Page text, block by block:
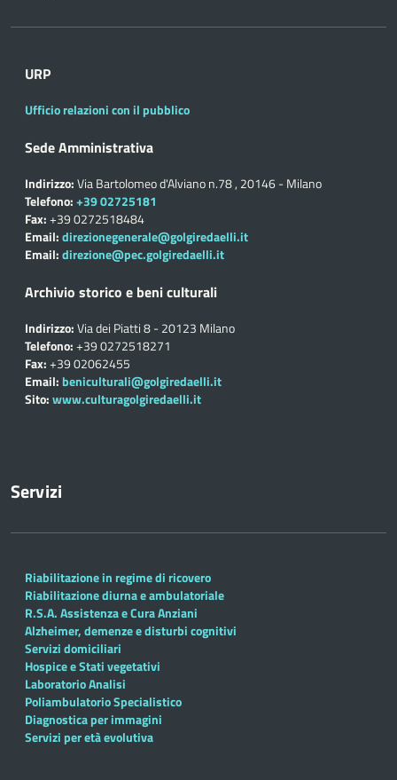
URP
Ufficio relazioni con il pubblico
Sede Amministrativa
Indirizzo:Via Bartolomeo d'Alviano n.78 , 20146 - Milano
Telefono:+39 02725181
Fax:+39 0272518484
Email:direzionegenerale@golgiredaelli.it
Email:direzione@pec.golgiredaelli.it
Archivio storico e beni culturali
Indirizzo:Via dei Piatti 8 - 20123 Milano
Telefono:+39 0272518271
Fax:+39 02062455
Email: beniculturali@golgiredaelli.it
Sito:www.culturagolgiredaelli.it
Servizi
Riabilitazione in regime di ricovero
Riabilitazione diurna e ambulatoriale
R.S.A. Assistenza e Cura Anziani
Alzheimer, demenze e disturbi cognitivi
Servizi domiciliari
Hospice e Stati vegetativi
Laboratorio Analisi
Poliambulatorio Specialistico
Diagnostica per immagini
Servizi per età evolutiva